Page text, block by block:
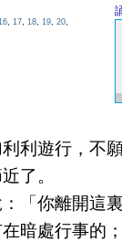
, 17, 18, 19, 20,
利遊行，不
了。
「你離開這
暗處行事的